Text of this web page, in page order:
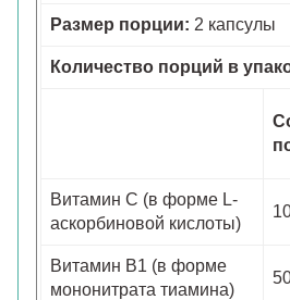
Размер порции: 2 капсулы
Количество порций в
Витамин С (в форме L-
аскорбиновой кислоты)
Витамин B1 (в форме
мононитрата тиамина)